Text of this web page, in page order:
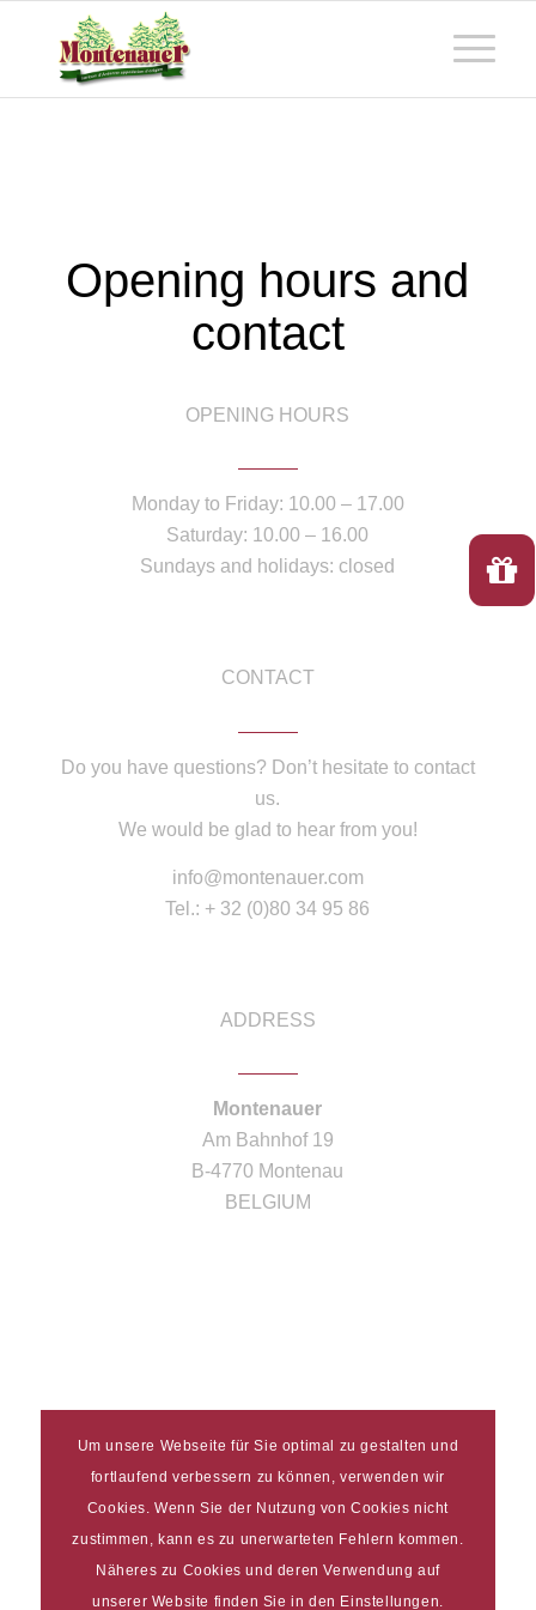
Opening hours and
contact
OPENING HOURS
Monday to Friday: 10.00 – 17.00
Saturday: 10.00 – 16.00
Sundays and holidays: closed
CONTACT
Do you have questions? Don’t hesitate to contact
us.
We would be glad to hear from you!
info@montenauer.com
Tel.: + 32 (0)80 34 95 86
ADDRESS
Montenauer
Am Bahnhof 19
B-4770 Montenau
BELGIUM
Imprint|Data protection
© 2019 Montenauer Schinkenräucherei
Um unsere Webseite für Sie optimal zu gestalten und
fortlaufend verbessern zu können, verwenden wir
Cookies. Wenn Sie der Nutzung von Cookies nicht
zustimmen, kann es zu unerwarteten Fehlern kommen.
Näheres zu Cookies und deren Verwendung auf
unserer Website finden Sie in den Einstellungen.